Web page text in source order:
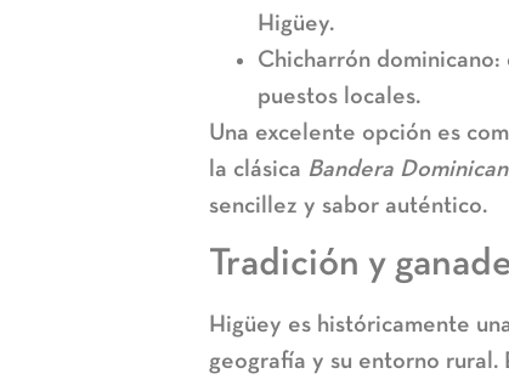
Higüey.
Chicharrón dominicano:
puestos locales.
Una excelente opción es
la clásica Bandera
sencillez y sabor auténtico.
Tradición y
Higüey es históricamente
geografía y su entorno